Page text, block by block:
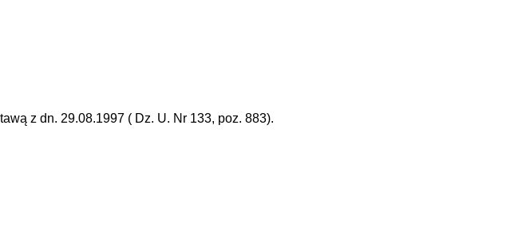
z dn. 29.08.1997 ( Dz. U. Nr 133, poz. 883).